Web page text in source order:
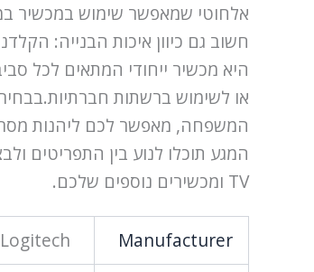
היא מכשיר ייחודי המתאים לכל
TV ומכשירים נוספים שלכם.
Manufacturer
Logitech